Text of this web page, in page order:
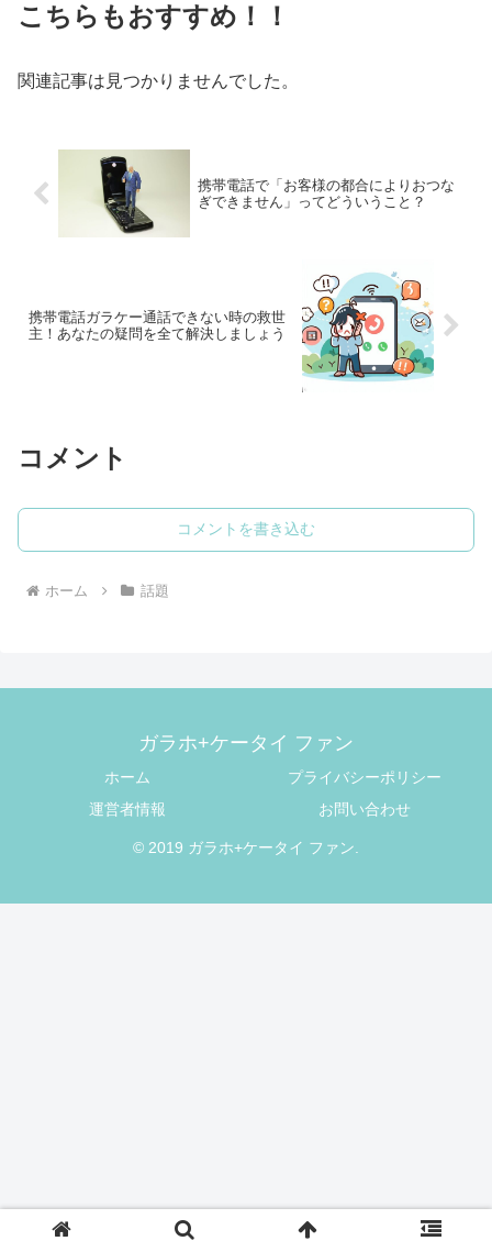
こちらもおすすめ！！
関連記事は見つかりませんでした。
携帯電話で「お客様の都合によりおつな
ぎできません」ってどういうこと？
携帯電話ガラケー通話できない時の救世
主！あなたの疑問を全て解決しましょう
コメント
コメントを書き込む
ホーム 話題
ガラホ+ケータイ ファン
ホーム
プライバシーポリシー
運営者情報
お問い合わせ
© 2019 ガラホ+ケータイ ファン.